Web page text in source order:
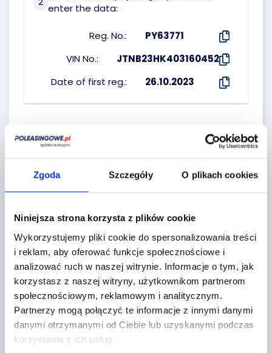
Zgoda Szczegóły O plikach cookies
Niniejsza strona korzysta z plików cookie
Wykorzystujemy pliki cookie do spersonalizowania treści
i reklam, aby oferować funkcje społecznościowe i
analizować ruch w naszej witrynie. Informacje o tym, jak
korzystasz z naszej witryny, użytkownikom partnerom
społecznościowym, reklamowym i analitycznym.
Partnerzy mogą połączyć te informacje z innymi danymi
danymi otrzymanymi od Ciebie lub uzyskanymi podczas
korzystania z ich usług.
enter the data:
Reg. No.:
PY63771
VIN No.:
JTNB23HK403160452
Date of first reg.:
26.10.2023
SELLER :
Localization:
Tarczyn,
Żytnia 2
+
−